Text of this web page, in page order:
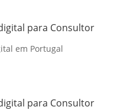
para Consultor
em Portugal
para Consultor